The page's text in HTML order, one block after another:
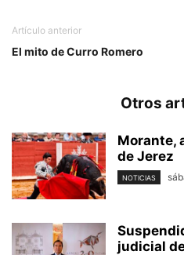
Artículo anterior
El mito de Curro Romero
Otros
Morante,
de Jerez
NOTICIAS
judicial